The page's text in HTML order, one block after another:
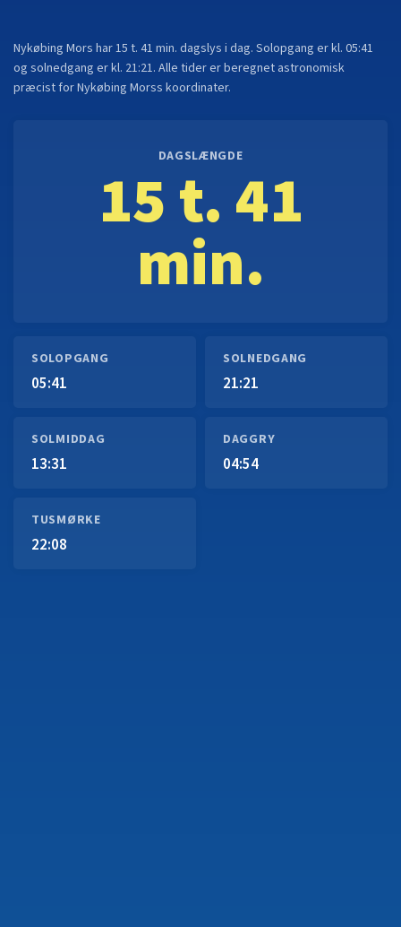
Nykøbing Mors har15 t. 41 min. dagslys i dag. Solopgang er kl. 05:41
og solnedgang er kl. 21:21. Alle tider er beregnet astronomisk
præcist forNykøbing Morss koordinater.
DAGSLÆNGDE
15 t. 41
min.
SOLOPGANG
05:41
SOLNEDGANG
21:21
SOLMIDDAG
13:31
DAGGRY
04:54
TUSMØRKE
22:08